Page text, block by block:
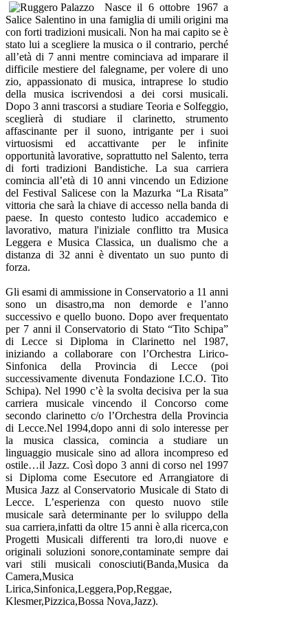
Nasce il 6 ottobre 1967 a
Salice Salentino in una famiglia di umili origini ma
con forti tradizioni musicali. Non ha mai capito se è
stato lui a scegliere la musica o il contrario, perché
all’età di 7 anni mentre cominciava ad imparare il
difficile mestiere del falegname, per volere di uno
zio, appassionato di musica, intraprese lo studio
della musica iscrivendosi a dei corsi musicali.
Dopo 3 anni trascorsi a studiare Teoria e Solfeggio,
sceglierà di studiare il clarinetto, strumento
affascinante per il suono, intrigante per i suoi
virtuosismi ed accattivante per le infinite
opportunità lavorative, soprattutto nel Salento, terra
di forti tradizioni Bandistiche. La sua carriera
comincia all’età di 10 anni vincendo un Edizione
del Festival Salicese con la Mazurka “La Risata”
vittoria che sarà la chiave di accesso nella banda di
paese. In questo contesto ludico accademico e
lavorativo, matura l'iniziale conflitto tra Musica
Leggera e Musica Classica, un dualismo che a
distanza di 32 anni è diventato un suo punto di
forza.
Gli esami di ammissione in Conservatorio a 11 anni
sono un disastro,ma non demorde e l’anno
successivo e quello buono. Dopo aver frequentato
per 7 anni il Conservatorio di Stato “Tito Schipa”
di Lecce si Diploma in Clarinetto nel 1987,
iniziando a collaborare con l’Orchestra Lirico-
Sinfonica della Provincia di Lecce (poi
successivamente divenuta Fondazione I.C.O. Tito
Schipa). Nel 1990 c’è la svolta decisiva per la sua
carriera musicale vincendo il Concorso come
secondo clarinetto c/o l’Orchestra della Provincia
di Lecce.Nel 1994,dopo anni di solo interesse per
la musica classica, comincia a studiare un
linguaggio musicale sino ad allora incompreso ed
ostile…il Jazz. Così dopo 3 anni di corso nel 1997
si Diploma come Esecutore ed Arrangiatore di
Musica Jazz al Conservatorio Musicale di Stato di
Lecce. L’esperienza con questo nuovo stile
musicale sarà determinante per lo sviluppo della
sua carriera,infatti da oltre 15 anni è alla ricerca,con
Progetti Musicali differenti tra loro,di nuove e
originali soluzioni sonore,contaminate sempre dai
vari stili musicali conosciuti(Banda,Musica da
Camera,Musica
Lirica,Sinfonica,Leggera,Pop,Reggae,
Klesmer,Pizzica,Bossa Nova,Jazz).